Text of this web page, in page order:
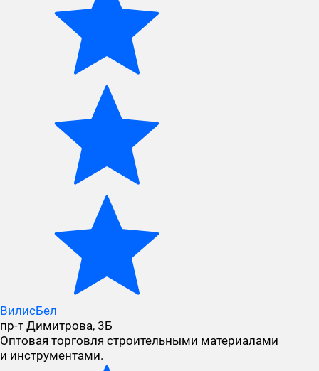
ВилисБел
пр-т Димитрова, 3Б
Оптовая торговля строительными материалами
и инструментами.